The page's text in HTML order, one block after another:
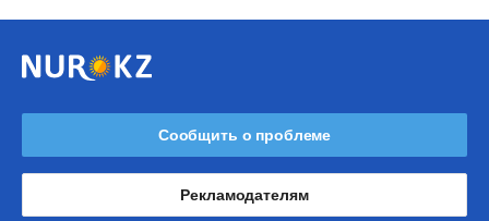
Сообщить о проблеме
Рекламодателям